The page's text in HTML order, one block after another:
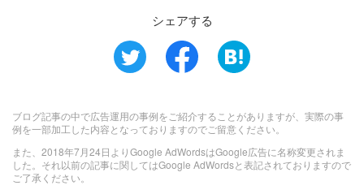
シェアする
ブログ記事の中で広告運用の事例をご紹介することがありますが、実際の事
例を一部加工した内容となっておりますのでご留意ください。
また、2018年7月24日よりGoogle AdWordsはGoogle広告に名称変更されま
した。それ以前の記事に関してはGoogle AdWordsと表記されておりますので
ご了承ください。